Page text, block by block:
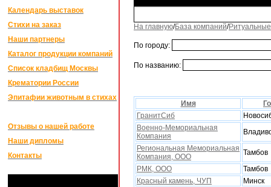
Календарь выставок
Стихи на заказ
Наши партнеры
Каталог продукции компаний
Список кладбищ Москвы
Крематории России
Эпитафии животным в стихах
Отзывы о нашей работе
Наши дипломы
Контакты
На главную/База компаний/
По городу:
По названию:
Имя
ГранитСиб
Военно-Мемориальная
Компания
Региональная Мемориальная
Компания, ООО
Тамбов
РМК, ООО
Тамбов
Красный камень, ЧУП
Минск